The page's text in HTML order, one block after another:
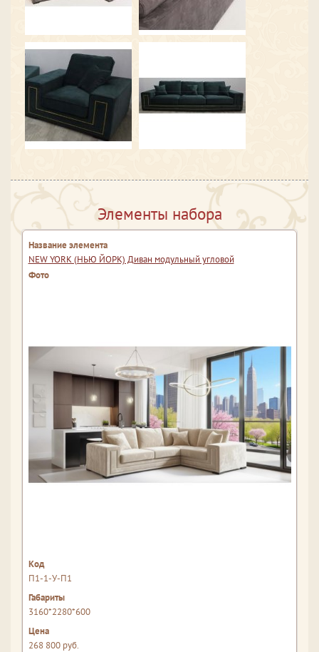
Элементы набора
NEW YORK (НЬЮ ЙОРК) Диван модульный угловой
П1-1-У-П1
3160*2280*600
268 800 руб.